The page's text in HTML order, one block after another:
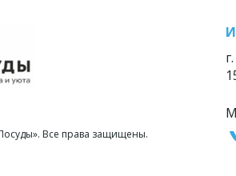
Все права защищены.